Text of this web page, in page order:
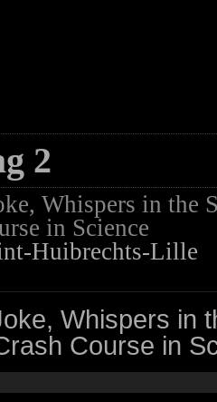
2
Whispers in the
in Science
Huibrechts-Lille
Whispers in
Course in